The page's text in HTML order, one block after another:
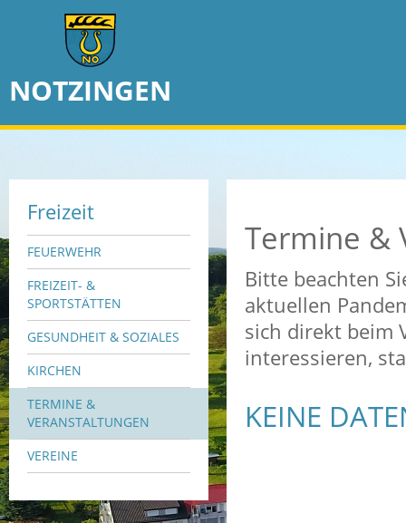
NOTZINGEN
Freizeit
FEUERWEHR
FREIZEIT- &
SPORTSTÄTTEN
GESUNDHEIT & SOZIALES
KIRCHEN
TERMINE &
VERANSTALTUNGEN
VEREINE
Termine &
Bitte beachten
aktuellen
sich direkt beim
interessieren,
KEINE